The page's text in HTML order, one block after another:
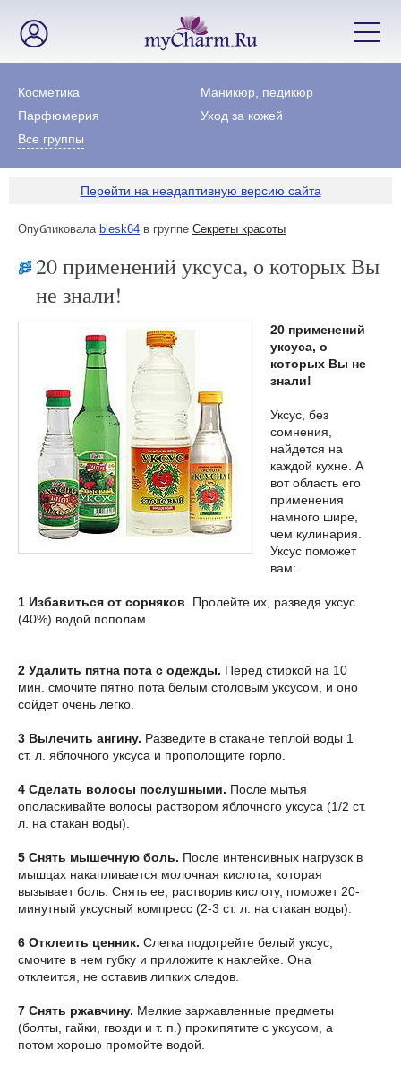
Косметика
Маникюр, педикюр
Парфюмерия
Уход за кожей
Все группы
Перейти на неадаптивную версию сайта
Опубликовала blesk64 в группе Секреты красоты
20 применений уксуса, о которых Вы
не знали!
20 применений
уксуса, о
которых Вы не
знали!
Уксус, без
сомнения,
найдется на
каждой кухне. А
вот область его
применения
намного шире,
чем кулинария.
Уксус поможет
вам:
1 Избавиться от сорняков . Пролейте их, разведя уксус
(40%) водой пополам.
2 Удалить пятна пота с одежды. Перед стиркой на 10
мин. смочите пятно пота белым столовым уксусом, и оно
сойдет очень легко.
3 Вылечить ангину. Разведите в стакане теплой воды 1
ст. л. яблочного уксуса и прополощите горло.
4 Сделать волосы послушными. После мытья
ополаскивайте волосы раствором яблочного уксуса (1/2 ст.
л. на стакан воды).
5 Снять мышечную боль. После интенсивных нагрузок в
мышцах накапливается молочная кислота, которая
вызывает боль. Снять ее, растворив кислоту, поможет 20-
минутный уксусный компресс (2-3 ст. л. на стакан воды).
6 Отклеить ценник. Слегка подогрейте белый уксус,
смочите в нем губку и приложите к наклейке. Она
отклеится, не оставив липких следов.
7 Снять ржавчину. Мелкие заржавленные предметы
(болты, гайки, гвозди и т. п.) прокипятите с уксусом, а
потом хорошо промойте водой.